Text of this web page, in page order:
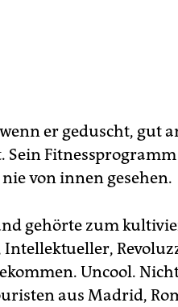
er geduscht, gut
von innen gesehen.
gehörte zum
Uncool.
aus Madrid,